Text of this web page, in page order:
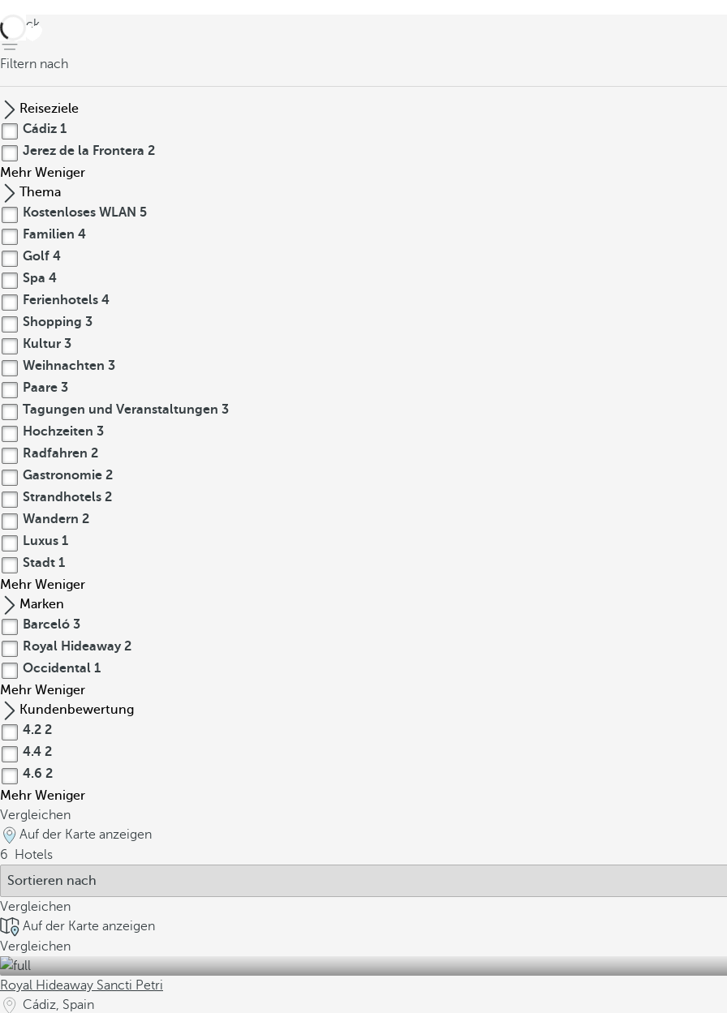
zurück
Filtern nach
Reiseziele
Cádiz 1
Jerez de la Frontera 2
Mehr Weniger
Thema
Kostenloses WLAN 5
Familien 4
Golf 4
Spa 4
Ferienhotels 4
Shopping 3
Kultur 3
Weihnachten 3
Paare 3
Tagungen und Veranstaltungen 3
Hochzeiten 3
Radfahren 2
Gastronomie 2
Strandhotels 2
Wandern 2
Luxus 1
Stadt 1
Mehr Weniger
Marken
Barceló 3
Royal Hideaway 2
Occidental 1
Mehr Weniger
Kundenbewertung
4.2 2
4.4 2
4.6 2
Mehr Weniger
Vergleichen
Auf der Karte anzeigen
6
Hotels
Vergleichen
Auf der Karte anzeigen
Vergleichen
Royal Hideaway Sancti Petri
Cádiz, Spain